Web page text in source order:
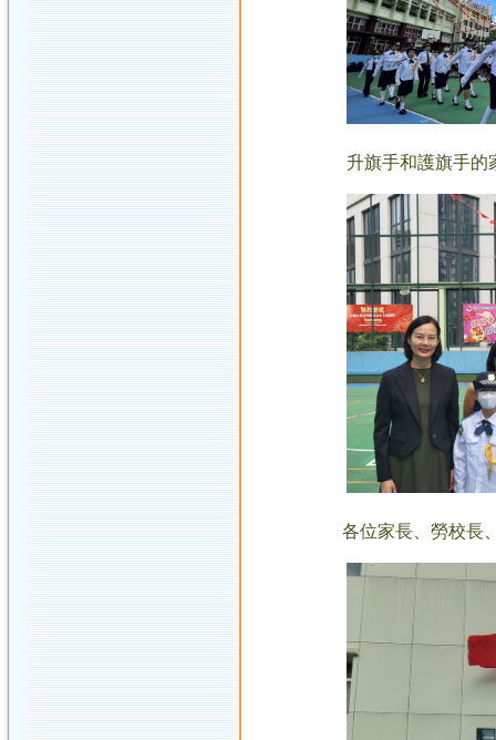
升旗手和護旗手的家長
各位家長、勞校長、老